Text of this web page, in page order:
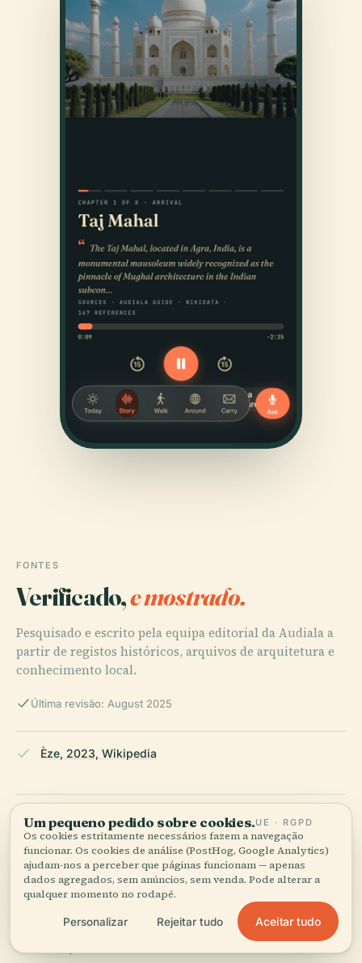
FONTES
Verificado,e mostrado.
Pesquisado e escrito pela equipa editorial da Audiala a
partir de registos históricos, arquivos de arquitetura e
conhecimento local.
Última revisão: August 2025
Èze, 2023, Wikipedia
Exploring Èze: A Historical Gem and Visitor’s Guide to
This Perched Village on the French Riviera, 2024,
French Moments
Discover Èze: Visiting Hours, Tickets, and Cultural
Significance of the French Riviera’s Historic Village,
Um pequeno pedido sobre cookies.UE · RGPD
Os cookies estritamente necessários fazem a navegação
funcionar. Os cookies de análise (PostHog, Google Analytics)
ajudam-nos a perceber que páginas funcionam — apenas
dados agregados, sem anúncios, sem venda. Pode alterar a
qualquer momento no rodapé.
Personalizar Rejeitar tudo Aceitar tudo